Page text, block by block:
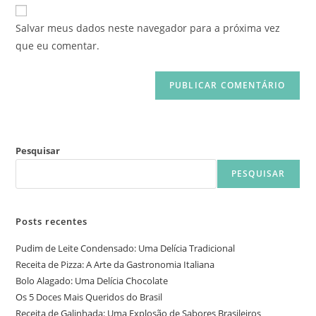
Salvar meus dados neste navegador para a próxima vez
que eu comentar.
Pesquisar
PESQUISAR
Posts recentes
Pudim de Leite Condensado: Uma Delícia Tradicional
Receita de Pizza: A Arte da Gastronomia Italiana
Bolo Alagado: Uma Delícia Chocolate
Os 5 Doces Mais Queridos do Brasil
Receita de Galinhada: Uma Explosão de Sabores Brasileiros